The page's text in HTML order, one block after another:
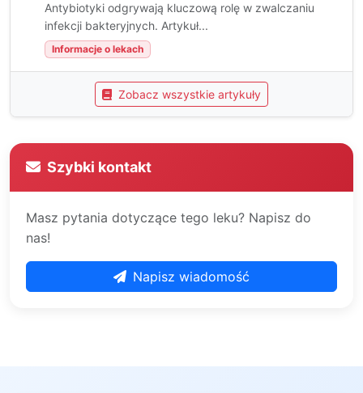
Antybiotyki odgrywają kluczową rolę w zwalczaniu
infekcji bakteryjnych. Artykuł...
Informacje o lekach
Zobacz wszystkie artykuły
Szybki kontakt
Masz pytania dotyczące tego leku? Napisz do
nas!
Napisz wiadomość